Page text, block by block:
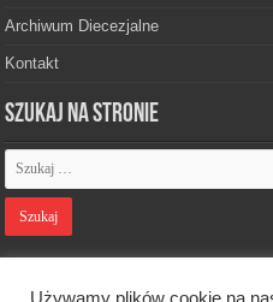
Archiwum Diecezjalne
Kontakt
Szukaj na stronie